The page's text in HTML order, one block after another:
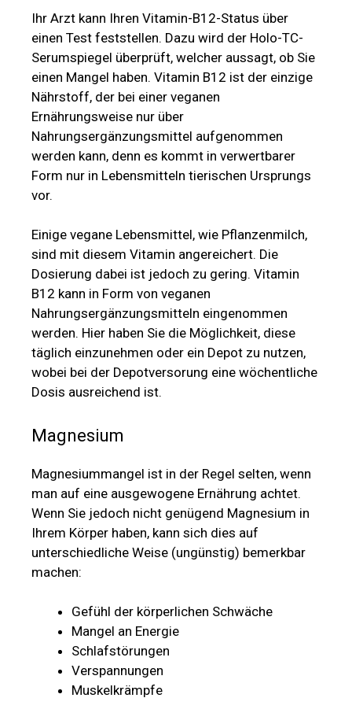
Ihr Arzt kann Ihren Vitamin-B12-Status über
einen Test feststellen. Dazu wird der Holo-TC-
Serumspiegel überprüft, welcher aussagt, ob Sie
einen Mangel haben. Vitamin B12 ist der einzige
Nährstoff, der bei einer veganen
Ernährungsweise nur über
Nahrungsergänzungsmittel aufgenommen
werden kann, denn es kommt in verwertbarer
Form nur in Lebensmitteln tierischen Ursprungs
vor.
Einige vegane Lebensmittel, wie Pflanzenmilch,
sind mit diesem Vitamin angereichert. Die
Dosierung dabei ist jedoch zu gering. Vitamin
B12 kann in Form von veganen
Nahrungsergänzungsmitteln eingenommen
werden. Hier haben Sie die Möglichkeit, diese
täglich einzunehmen oder ein Depot zu nutzen,
wobei bei der Depotversorung eine wöchentliche
Dosis ausreichend ist.
Magnesium
Magnesiummangel ist in der Regel selten, wenn
man auf eine ausgewogene Ernährung achtet.
Wenn Sie jedoch nicht genügend Magnesium in
Ihrem Körper haben, kann sich dies auf
unterschiedliche Weise (ungünstig) bemerkbar
machen:
Gefühl der körperlichen Schwäche
Mangel an Energie
Schlafstörungen
Verspannungen
Muskelkrämpfe